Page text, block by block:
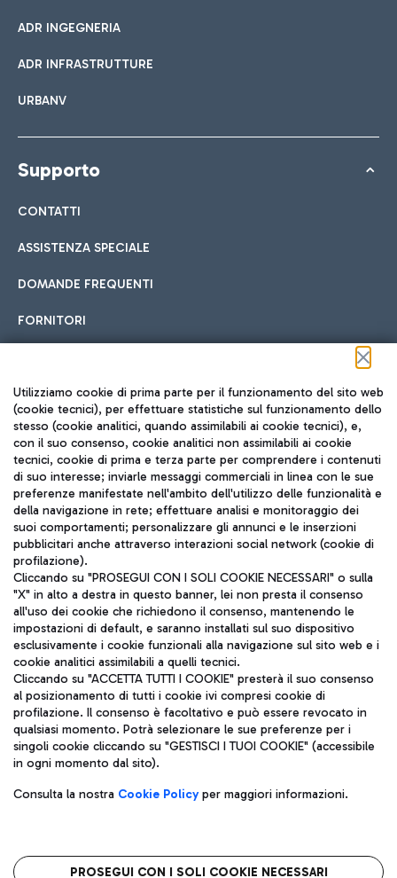
ADR INGEGNERIA
ADR INFRASTRUTTURE
URBANV
Supporto
CONTATTI
ASSISTENZA SPECIALE
DOMANDE FREQUENTI
FORNITORI
Seguici sui social
TRAVEL JOURNAL
ITA
Aeroporti di Roma S.p.A. - Società soggetta a direzione e
coordinamento di Mundys S.p.A.
Codice fiscale e Registro delle Imprese di Roma 13032990155 P.
IVA 06572251004
Capitale sociale 62.224.743,00 int. vers.
Sede legale: Via Pier Paolo Racchetti 1 - 00054 Fiumicino (RM)
telefono +39 06 65951
Privacy policy
Note legali
Roma FCO
L'aeroporto stellato
Utilizziamo cookie di prima parte per il funzionamento del sito web
(cookie tecnici), per effettuare statistiche sul funzionamento dello
stesso (cookie analitici, quando assimilabili ai cookie tecnici), e,
con il suo consenso, cookie analitici non assimilabili ai cookie
tecnici, cookie di prima e terza parte per comprendere i contenuti
di suo interesse; inviarle messaggi commerciali in linea con le sue
preferenze manifestate nell'ambito dell'utilizzo delle funzionalità e
della navigazione in rete; effettuare analisi e monitoraggio dei
suoi comportamenti; personalizzare gli annunci e le inserzioni
pubblicitari anche attraverso interazioni social network (cookie di
profilazione).
Cliccando su "PROSEGUI CON I SOLI COOKIE NECESSARI" o sulla
"X" in alto a destra in questo banner, lei non presta il consenso
all'uso dei cookie che richiedono il consenso, mantenendo le
impostazioni di default, e saranno installati sul suo dispositivo
esclusivamente i cookie funzionali alla navigazione sul sito web e i
cookie analitici assimilabili a quelli tecnici.
Cliccando su "ACCETTA TUTTI I COOKIE" presterà il suo consenso
al posizionamento di tutti i cookie ivi compresi cookie di
profilazione. Il consenso è facoltativo e può essere revocato in
qualsiasi momento. Potrà selezionare le sue preferenze per i
singoli cookie cliccando su "GESTISCI I TUOI COOKIE" (accessibile
in ogni momento dal sito).
Consulta la nostra Cookie Policyper maggiori informazioni.
PROSEGUI CON I SOLI COOKIE NECESSARI